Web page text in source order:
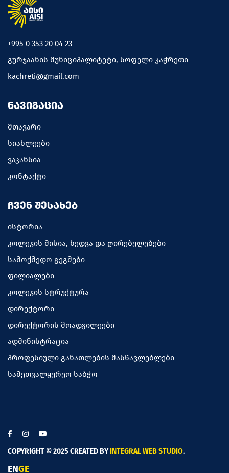
+995 0 353 20 04 23
გურჯაანის მუნიციპალიტეტი, სოფელი კაჭრეთი
kachreti@gmail.com
ᲜᲐᲕᲘᲒᲐᲪᲘᲐ
მთავარი
სიახლეები
ვაკანსია
კონტაქტი
ᲩᲕᲔᲜ ᲨᲔᲡᲐᲮᲔᲑ
ისტორია
კოლეჯის მისია, ხედვა და ღირებულებები
სამოქმედო გეგმები
ფილიალები
კოლეჯის სტრუქტურა
დირექტორი
დირექტორის მოადგილეები
ადმინისტრაცია
პროფესიული განათლების მასწავლებლები
სამეთვალყურეო საბჭო
COPYRIGHT © 2025 CREATED BYINTEGRAL WEB STUDIO.
ENGE